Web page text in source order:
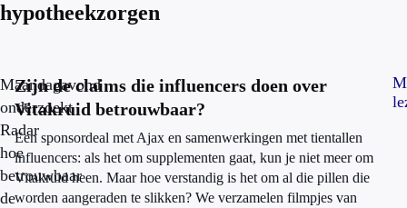
hypotheekzorgen
Maandagavond
onderzoekt
Radar
hoe
betrouwbaar
de
Zijn de claims die influencers doen over
Vitakruid betrouwbaar?
Een sponsordeal met Ajax en samenwerkingen met tientallen
influencers: als het om supplementen gaat, kun je niet meer om
Vitakruid heen. Maar hoe verstandig is het om al die pillen die
worden aangeraden te slikken? We verzamelen filmpjes van